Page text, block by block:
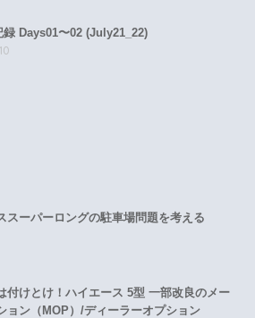
録 Days01〜02 (July21_22)
スーパーロングの駐車場問題を考える
付けとけ！ハイエース 5型 一部改良のメー
ョン（MOP）/ディーラーオプション